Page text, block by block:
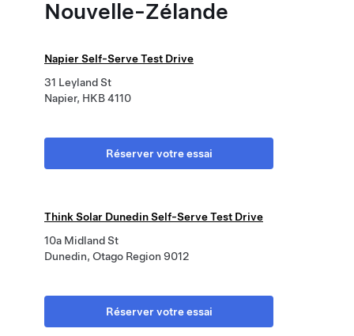
Nouvelle-Zélande
Napier Self-Serve Test Drive
31 Leyland St
Napier, HKB 4110
Réserver votre essai
Think Solar Dunedin Self-Serve Test Drive
10a Midland St
Dunedin, Otago Region 9012
Réserver votre essai